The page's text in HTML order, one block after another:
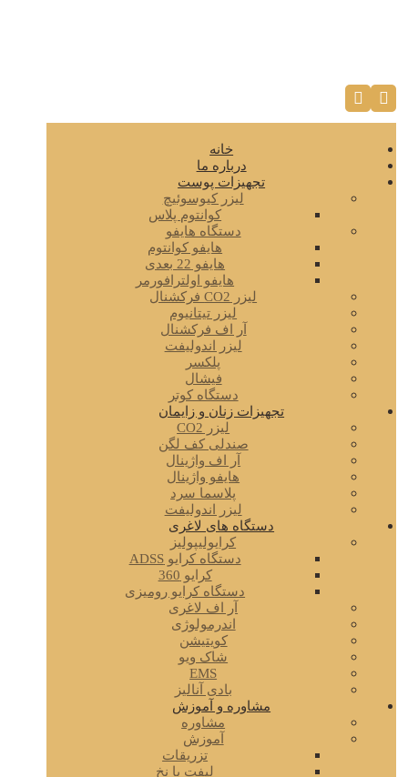
خانه
درباره ما
تجهیزات پوست
لیزر کیوسوئیچ
کوانتوم پلاس
دستگاه هایفو
هایفو کوانتوم
هایفو 22 بعدی
هایفو اولترافورمر
لیزر CO2 فرکشنال
لیزر تیتانیوم
آر اف فرکشنال
لیزر اندولیفت
پلکسر
فیشال
دستگاه کوتر
تجهیزات زنان و زایمان
لیزر CO2
صندلی کف لگن
آر اف واژینال
هایفو واژینال
پلاسما سرد
لیزر اندولیفت
دستگاه های لاغری
کرایولیپولیز
دستگاه کرایو ADSS
کرایو 360
دستگاه کرایو رومیزی
آر اف لاغری
اندرمولوژی
کویتیشن
شاک ویو
EMS
بادی آنالیز
مشاوره و آموزش
مشاوره
آموزش
تزریقات
لیفت با نخ